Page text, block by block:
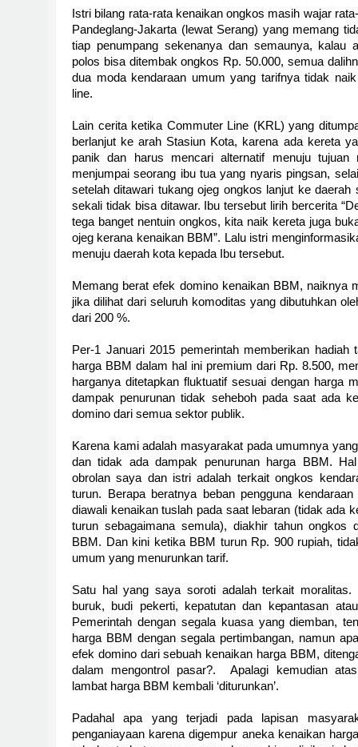
Istri bilang rata-rata kenaikan ongkos masih wajar
Pandeglang-Jakarta (lewat Serang) yang memang
tiap penumpang sekenanya dan semaunya, kalau
polos bisa ditembak ongkos Rp. 50.000, semua
dua moda kendaraan umum yang tarifnya tidak
line.
Lain cerita ketika Commuter Line (KRL) yang
berlanjut ke arah Stasiun Kota, karena ada kereta
panik dan harus mencari alternatif menuju tujuan
menjumpai seorang ibu tua yang nyaris pingsan,
setelah ditawari tukang ojeg ongkos lanjut ke
sekali tidak bisa ditawar. Ibu tersebut lirih bercerita
tega banget nentuin ongkos, kita naik kereta juga
ojeg kerana kenaikan BBM”. Lalu istri
menuju daerah kota kepada Ibu tersebut.
Memang berat efek domino kenaikan BBM, naiknya
jika dilihat dari seluruh komoditas yang dibutuhkan
dari 200 %.
Per-1 Januari 2015 pemerintah memberikan hadiah
harga BBM dalam hal ini premium dari Rp. 8.500,
harganya ditetapkan fluktuatif sesuai dengan harga
dampak penurunan tidak seheboh pada saat ada
domino dari semua sektor publik.
Karena kami adalah masyarakat pada umumnya
dan tidak ada dampak penurunan harga BBM.
obrolan saya dan istri adalah terkait ongkos
turun. Berapa beratnya beban pengguna
diawali kenaikan tuslah pada saat lebaran (tidak ada
turun sebagaimana semula), diakhir tahun ongkos
BBM. Dan kini ketika BBM turun Rp. 900 rupiah,
umum yang menurunkan tarif.
Satu hal yang saya soroti adalah terkait moralitas.
buruk, budi pekerti, kepatutan dan kepantasan
Pemerintah dengan segala kuasa yang diemban,
harga BBM dengan segala pertimbangan, namun
efek domino dari sebuah kenaikan harga BBM,
dalam mengontrol pasar?.
Apalagi kemudian
lambat harga BBM kembali ‘diturunkan’.
Padahal apa yang terjadi pada lapisan
penganiayaan karena digempur aneka kenaikan